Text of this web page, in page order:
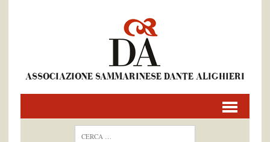
ASSOCIAZIONE SAMMARINESE DANTE ALIGHIERI